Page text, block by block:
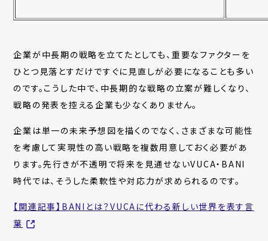
企業が中長期の戦略を立てたとしても、重要なファクターを
ひとつ見落とすだけですぐに見直しが必要になることも多い
のです。こうした中で、中長期的な戦略の立案が難しくなり、
戦略の発表を控える企業も少なくありません。
企業は単一の未来予想図を描くのでなく、さまざまな可能性
を考慮して実現性の高い戦略を複数用意しておく必要があ
ります。先行きが不透明で将来を見通せないVUCA・BANI
時代では、そうした柔軟性や対応力が求められるのです。
【関連記事】BANIとは？VUCAに代わる新しい世界を表す言
葉